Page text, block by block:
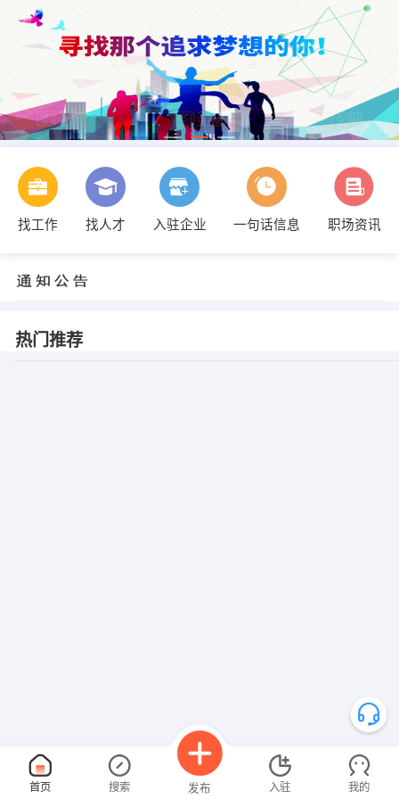
找工作 找人才 入驻企业 一句话信息 职场资讯
热门推荐
首页 搜索 发布 入驻 我的